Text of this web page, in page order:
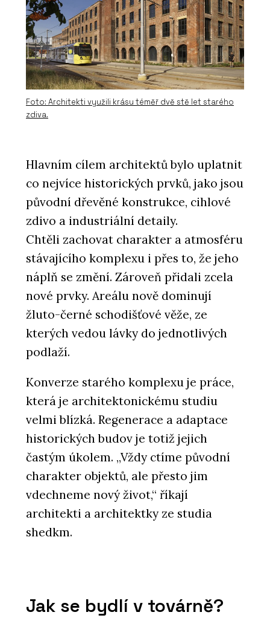
Foto: Architekti využili krásu téměř dvě stě let starého
zdiva.
Hlavním cílem architektů bylo uplatnit
co nejvíce historických prvků, jako jsou
původní dřevěné konstrukce, cihlové
zdivo a industriální detaily.
Chtěli zachovat charakter a atmosféru
stávajícího komplexu i přes to, že jeho
náplň se změní. Zároveň přidali zcela
nové prvky. Areálu nově dominují
žluto-černé schodišťové věže, ze
kterých vedou lávky do jednotlivých
podlaží.
Konverze starého komplexu je práce,
která je architektonickému studiu
velmi blízká. Regenerace a adaptace
historických budov je totiž jejich
častým úkolem. „Vždy ctíme původní
charakter objektů, ale přesto jim
vdechneme nový život,“ říkají
architekti a architektky ze studia
shedkm.
Jak se bydlí v továrně?